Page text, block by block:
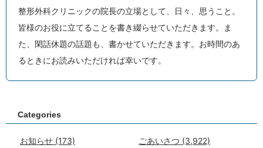
整形外科クリニックの院長の立場として、日々、思うこと。
皆様のお役に立てることを書き綴らせていただきます。ま
た、閑話休題の話題も、書かせていただきます。お時間のあ
るときにお読みいただければ幸いです。
Categories
お知らせ (173) ごあいさつ (3,922)